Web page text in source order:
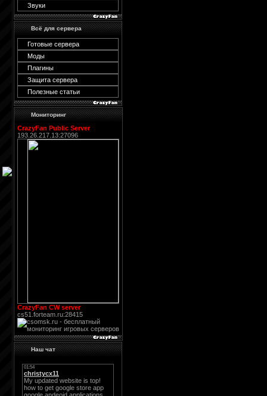
Звуки
Всё для сервера
Готовые сервера
Моды
Плагины
Защита сервера
Полезные статьи
Мониторинг
CrazyFan Public Server
193.26.217.13:27096
CrazyFan CW server
cs51.forteam.ru:28415
Наш чат